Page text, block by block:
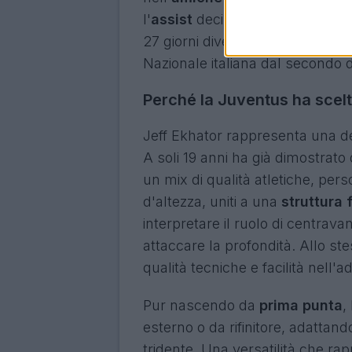
l'assist decisivo per il gol
27 giorni diventa inoltre il più
Nazionale italiana dal secondo
Perché la Juventus ha
Jeff Ekhator rappresenta una
A soli 19 anni ha già
un mix di qualità atletiche,
d'altezza, uniti a una struttura
interpretare il ruolo di
attaccare la profondità. Allo
qualità tecniche e facilità
Pur nascendo da prima punta,
esterno o da rifinitore,